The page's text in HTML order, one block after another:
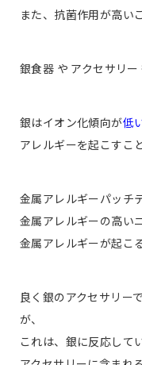
また、抗菌作用が高い
銀食器 や アクセサリー
銀はイオン化傾向が低
アレルギーを起こすこ
金属アレルギーパッチ
金属アレルギーの高い
金属アレルギーが起こ
良く銀のアクセサリー
が、
これは、銀に反応して